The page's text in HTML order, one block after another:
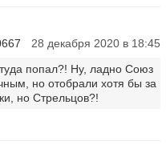
28 декабря 2020 в 18:45
попал?! Ну, ладно Союз
но отобрали хотя бы за
но Стрельцов?!